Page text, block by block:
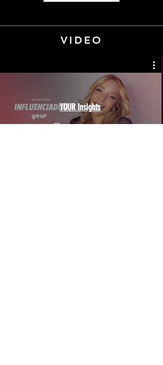
VIDEO
YOUR Insights